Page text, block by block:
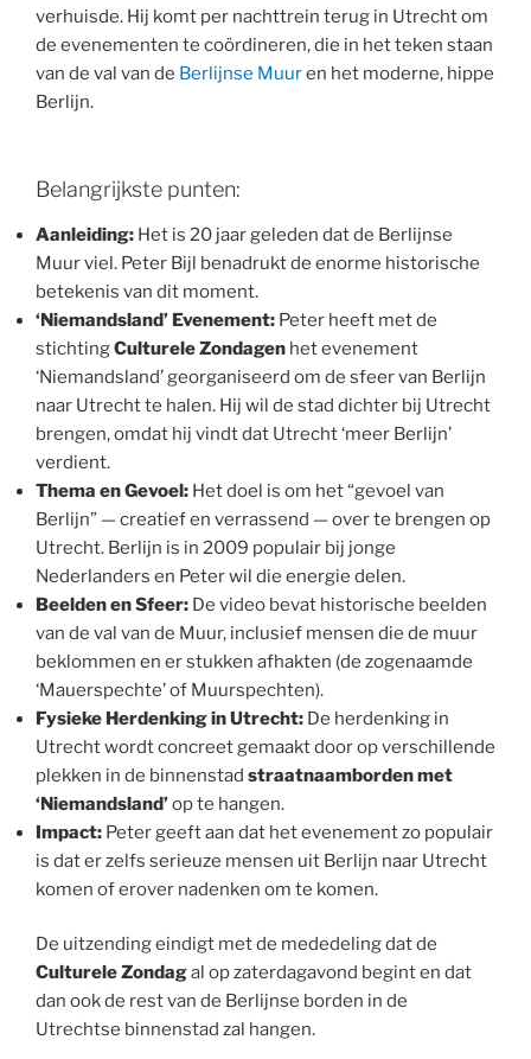
verhuisde. Hij komt per nachttrein terug in Utrecht om
de evenementen te coördineren, die in het teken staan
van de val van de Berlijnse Muuren het moderne, hippe
Berlijn.
Belangrijkste punten:
Aanleiding: Het is 20 jaar geleden dat de Berlijnse
Muur viel. Peter Bijl benadrukt de enorme historische
betekenis van dit moment.
‘Niemandsland’ Evenement: Peter heeft met de
stichtingCulturele Zondagen het evenement
‘Niemandsland’ georganiseerd om de sfeer van Berlijn
naar Utrecht te halen. Hij wil de stad dichter bij Utrecht
brengen, omdat hij vindt dat Utrecht ‘meer Berlijn’
verdient.
Thema en Gevoel: Het doel is om het “gevoel van
Berlijn” — creatief en verrassend — over te brengen op
Utrecht. Berlijn is in 2009 populair bij jonge
Nederlanders en Peter wil die energie delen.
Beelden en Sfeer: De video bevat historische beelden
van de val van de Muur, inclusief mensen die de muur
beklommen en er stukken afhakten (de zogenaamde
‘Mauerspechte’ of Muurspechten).
Fysieke Herdenking in Utrecht: De herdenking in
Utrecht wordt concreet gemaakt door op verschillende
plekken in de binnenstad straatnaamborden met
‘Niemandsland’op te hangen.
Impact: Peter geeft aan dat het evenement zo populair
is dat er zelfs serieuze mensen uit Berlijn naar Utrecht
komen of erover nadenken om te komen.
De uitzending eindigt met de mededeling dat de
Culturele Zondagal op zaterdagavond begint en dat
dan ook de rest van de Berlijnse borden in de
Utrechtse binnenstad zal hangen.